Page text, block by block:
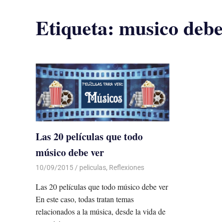
Etiqueta: musico
Las 20 películas que todo
músico debe ver
10/09/2015 Luis Castellanos
peliculas, Reflexiones
Las 20 películas que todo músico debe ver
En este caso, todas tratan temas
relacionados a la música, desde la vida de